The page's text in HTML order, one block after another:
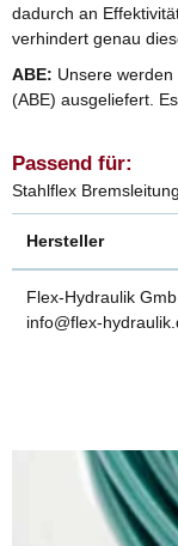
dadurch an
verhindert genau
ABE: Unsere
(ABE) ausgeliefert.
Passend für:
Stahlflex
Hersteller
Flex-Hydraulik
info@flex-